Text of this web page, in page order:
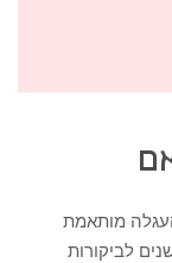
מותאמת
לביקורות